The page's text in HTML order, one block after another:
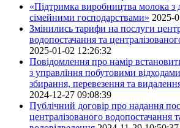
«Підтримка виробництва молока з
сімейними господарствами» 2025-
Змінились тарифи на послуги
водопостачання та
2025-01-02 12:26:32
Повідомлення про намір
з управління побутовими
збирання, перевезення та
2024-12-27 09:08:39
Публічний договір про надання
централізованого водопостачання